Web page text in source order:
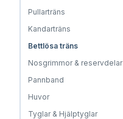
Pullarträns
Kandarträns
Bettlösa träns
Nosgrimmor & reservdelar
Pannband
Huvor
Tyglar & Hjälptyglar